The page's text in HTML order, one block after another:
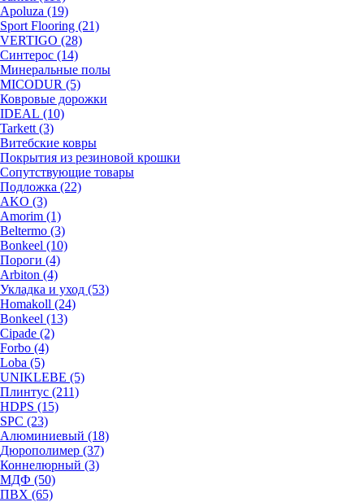
Apoluza (19)
Sport Flooring (21)
VERTIGO (28)
Синтерос (14)
Минеральные полы
MICODUR (5)
Ковровые дорожки
IDEAL (10)
Tarkett (3)
Витебские ковры
Покрытия из резиновой крошки
Сопутствующие товары
Подложка (22)
AKO (3)
Amorim (1)
Beltermo (3)
Bonkeel (10)
Пороги (4)
Arbiton (4)
Укладка и уход (53)
Homakoll (24)
Bonkeel (13)
Cipade (2)
Forbo (4)
Loba (5)
UNIKLEBE (5)
Плинтус (211)
HDPS (15)
SPC (23)
Алюминиевый (18)
Дюрополимер (37)
Коннелюрный (3)
МДФ (50)
ПВХ (65)